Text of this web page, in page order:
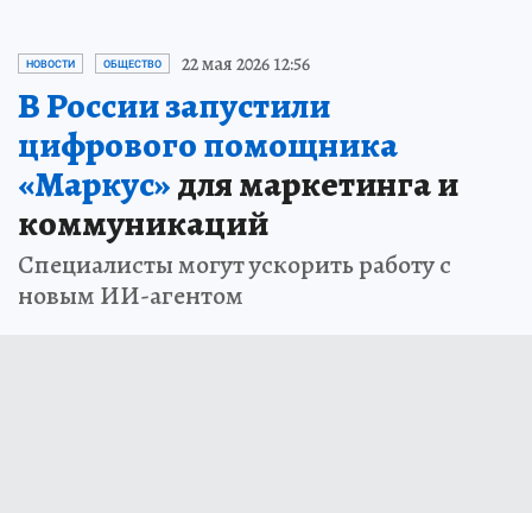
НОВОСТИ ОБЩЕСТВО 22 мая 2026 12:56
В России запустили
цифрового помощника
«Маркус»для маркетинга и
коммуникаций
Специалисты могут ускорить работу с
новым ИИ-агентом